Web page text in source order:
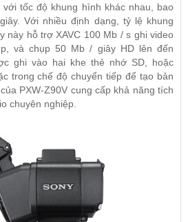
tốc độ khung hình khác nhau, bao
Với nhiều định dạng, tỷ lệ khung
này hỗ trợ XAVC 100 Mb / s ghi video
và chụp 50 Mb / giây HD lên đến
ghi vào hai khe thẻ nhớ SD, hoặc
trong chế độ chuyển tiếp để tạo bản
PXW-Z90V cung cấp khả năng tích
chuyên nghiệp.